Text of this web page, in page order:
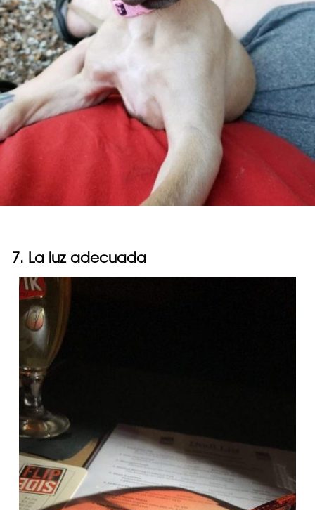
7. La luz adecuada